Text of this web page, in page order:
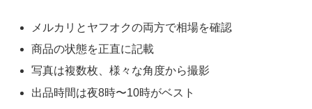
メルカリとヤフオクの両方で相場を確認
商品の状態を正直に記載
写真は複数枚、様々な角度から撮影
出品時間は夜8時〜10時がベスト